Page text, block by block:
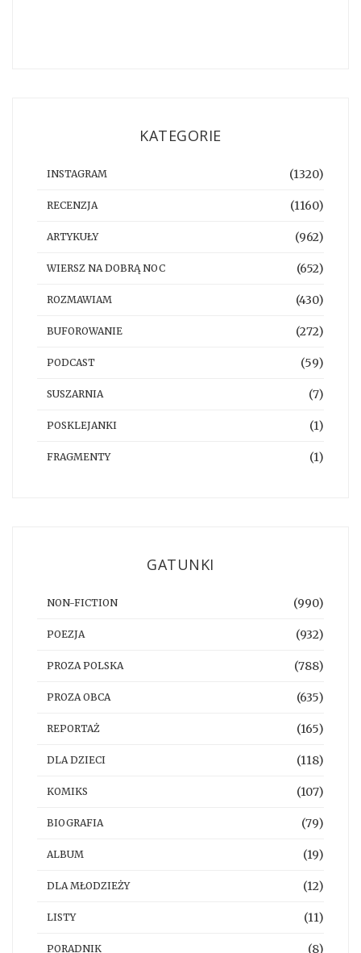
KATEGORIE
INSTAGRAM (1320)
RECENZJA (1160)
ARTYKUŁY (962)
WIERSZ NA DOBRĄ NOC (652)
ROZMAWIAM (430)
BUFOROWANIE (272)
PODCAST (59)
SUSZARNIA (7)
POSKLEJANKI (1)
FRAGMENTY (1)
GATUNKI
NON-FICTION (990)
POEZJA (932)
PROZA POLSKA (788)
PROZA OBCA (635)
REPORTAŻ (165)
DLA DZIECI (118)
KOMIKS (107)
BIOGRAFIA (79)
ALBUM (19)
DLA MŁODZIEŻY (12)
LISTY (11)
PORADNIK (8)